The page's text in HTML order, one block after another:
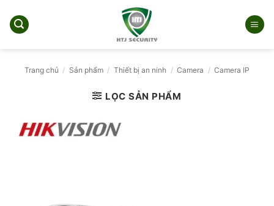
qua
Trang chủ / Sản phẩm / Thiết bị an ninh / Camera / Camera IP
LỌC SẢN PHẨM